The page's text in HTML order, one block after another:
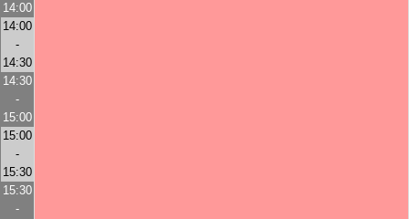
14:00
14:00
-
14:30
14:30
-
15:00
15:00
-
15:30
15:30
-